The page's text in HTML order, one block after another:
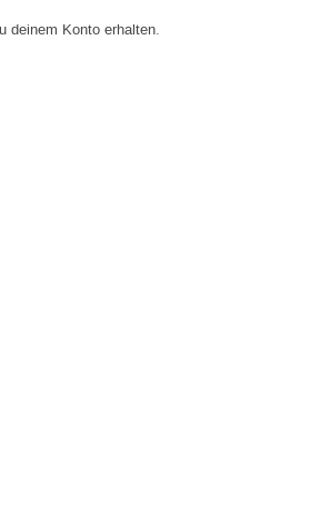
deinem Konto erhalten.